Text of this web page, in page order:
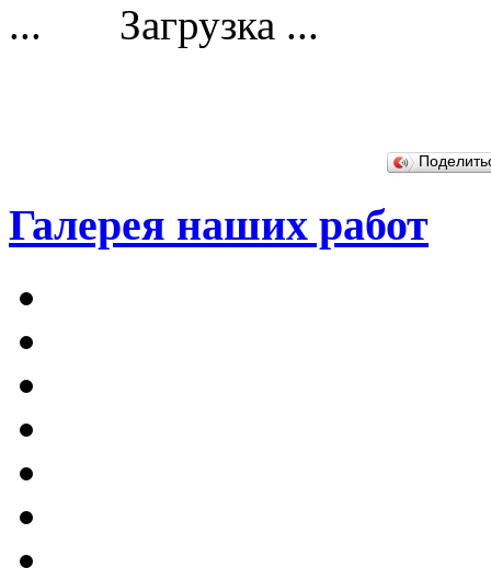
Загрузка ...
Галерея наших работ